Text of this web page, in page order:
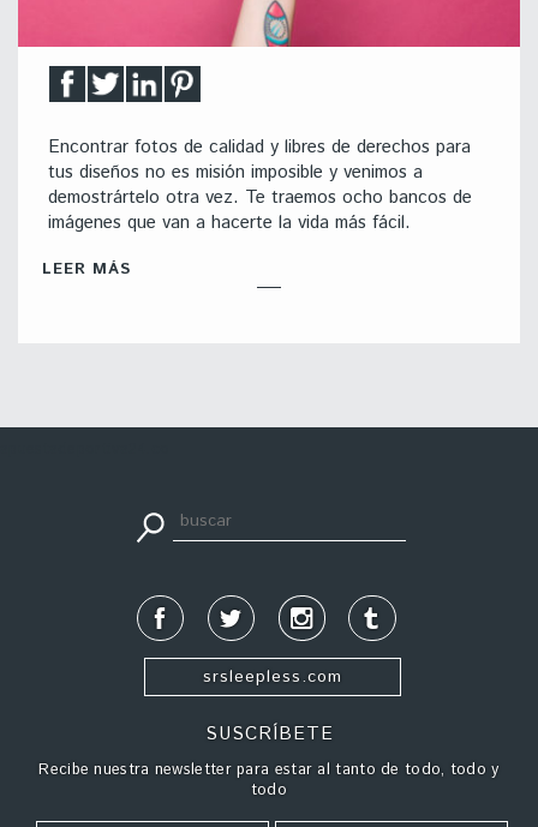
Encontrar fotos de calidad y libres de derechos para
tus diseños no es misión imposible y venimos a
demostrártelo otra vez. Te traemos ocho bancos de
imágenes que van a hacerte la vida más fácil.
LEER MÁS
srsleepless.com
SUSCRÍBETE
Recibe nuestra newsletter para estar al tanto de todo, todo y
todo